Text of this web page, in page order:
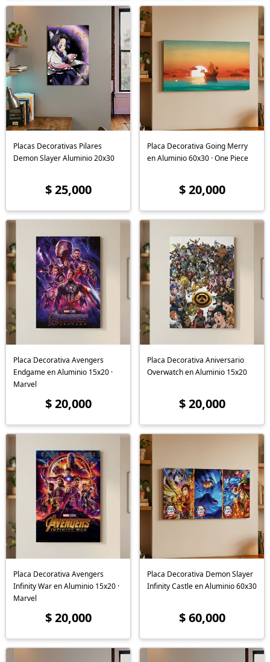
Placas Decorativas Pilares
Demon Slayer Aluminio 20x30
$ 25,000
Placa Decorativa Going Merry
en Aluminio 60x30 · One Piece
$ 20,000
Placa Decorativa Avengers
Endgame en Aluminio 15x20 ·
Marvel
$ 20,000
Placa Decorativa Aniversario
Overwatch en Aluminio 15x20
$ 20,000
Placa Decorativa Avengers
Infinity War en Aluminio 15x20 ·
Marvel
$ 20,000
Placa Decorativa Demon Slayer
Infinity Castle en Aluminio 60x30
$ 60,000